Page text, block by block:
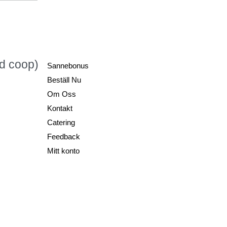
coop)
Sannebonus
Beställ Nu
Om Oss
Kontakt
Catering
Feedback
Mitt konto